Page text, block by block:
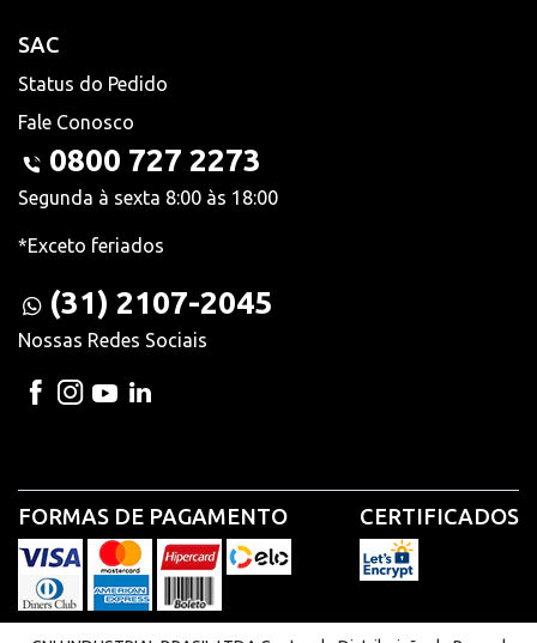
SAC
Status do Pedido
Fale Conosco
0800 727 2273
Segunda à sexta 8:00 às 18:00
*Exceto feriados
(31) 2107-2045
Nossas Redes Sociais
FORMAS DE PAGAMENTO CERTIFICADOS